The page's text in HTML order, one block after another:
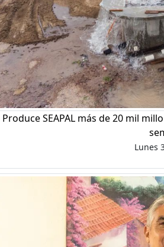
Produce SEAPAL más de 20 mil
Lunes